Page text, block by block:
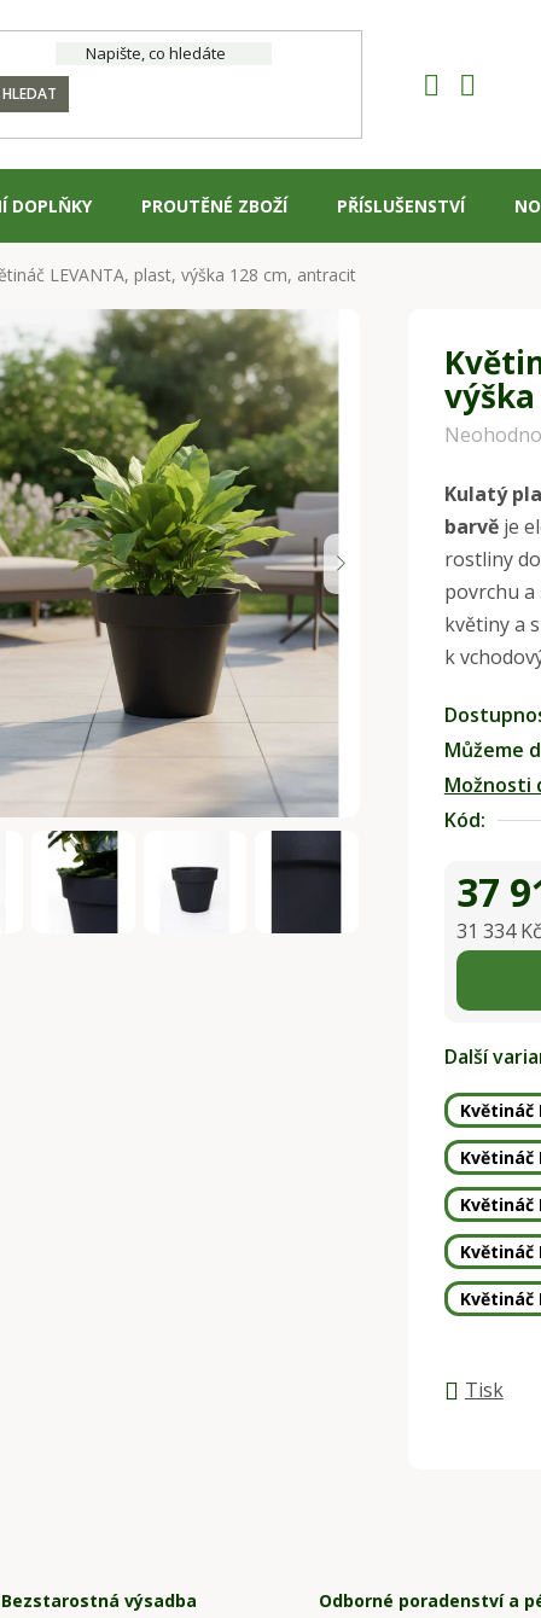
HLEDAT
DOPLŇKY PROUTĚNÉ ZBOŽÍ PŘÍSLUŠENSTVÍ
LEVANTA, plast, výška 128 cm, antracit
Průměrné
produktu
je
0,0
z
5
hvězdiček.
Kulatý
barvěje
rostliny
povrchu
květiny a
k
Můžeme
Možnosti
Kód:
37
31 334
Měrná
Další
Květináč
Květináč
Květináč
Květináč
Květináč
Tisk
Bezstarostná výsadba
Odborné poradenství a